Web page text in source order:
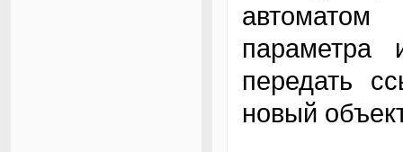
параметра
передать
новый